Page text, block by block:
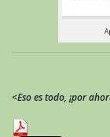
<Eso es todo, ¡por